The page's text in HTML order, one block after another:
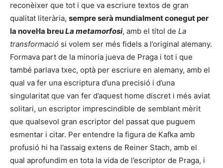
reconèixer que tot i que va escriure textos de gran
qualitat literària, sempre serà mundialment conegut per
la novel·la breuLa metamorfosi, amb el títol de La
transformació si volem ser més fidels a l’original alemany.
Formava part de la minoria jueva de Praga i tot i que
també parlava txec, optà per escriure en alemany, amb el
qual va fer una escriptura d’una precisió i d’una
singularitat que van fer d’aquest home discret i més aviat
solitari, un escriptor imprescindible de semblant mèrit
que qualsevol gran escriptor del passat que puguem
esmentar i citar. Per entendre la figura de Kafka amb
profusió hi ha l’assaig extens de Reiner Stach, amb el
qual aprofundim en tota la vida de l’escriptor de Praga, i